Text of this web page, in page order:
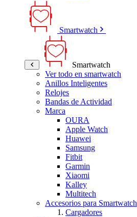
Smartwatch
Smartwatch
Ver todo en smartwatch
Anillos Inteligentes
Relojes
Bandas de Actividad
Marca
OURA
Apple Watch
Huawei
Samsung
Fitbit
Garmin
Xiaomi
Kalley
Multitech
Accesorios para Smartwatch
Cargadores